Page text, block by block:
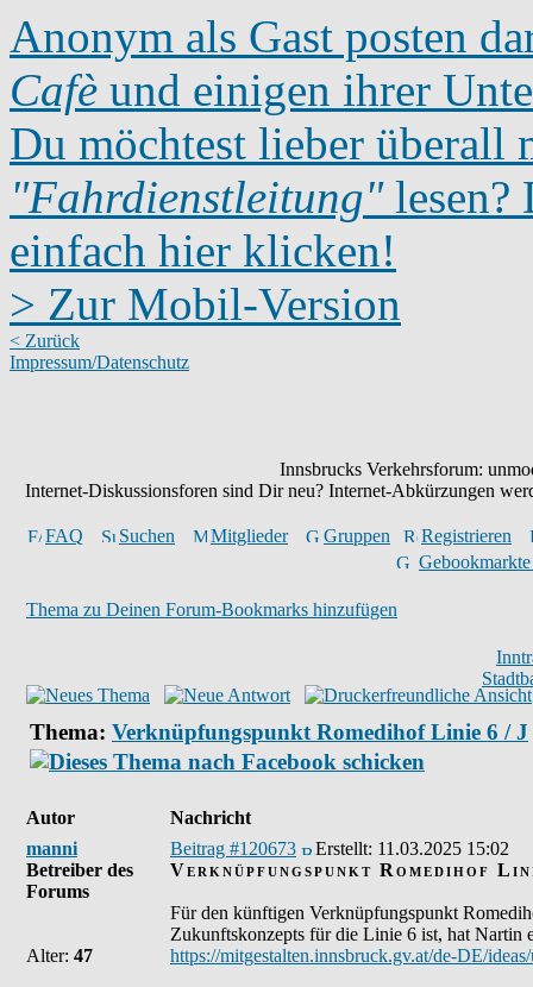
Anonym als Gast posten
Cafè und einigen ihrer
Du möchtest lieber überall
"Fahrdienstleitung"lesen?
einfach hier klicken!
> Zur Mobil-Version
< Zurück
Impressum/Datenschutz
Innsbrucks Verkehrsforum:
Internet-Diskussionsforen sind Dir neu? Internet-Abkürzungen
FAQ Suchen Mitglieder Gruppen
Registrieren
Thema zu Deinen Forum-Bookmarks hinzufügen
Thema: Verknüpfungspunkt Romedihof Linie 6 / J
Autor
Nachricht
manni
Betreiber des
Forums
Alter: 47
Beitrag #120673 Erstellt: 11.03.2025 15:02
Verknüpfungspunkt Romedihof
Für den künftigen Verknüpfungspunkt
Zukunftskonzepts für die Linie 6 ist, hat Nartin
https://mitgestalten.innsbruck.gv.at/de-DE/